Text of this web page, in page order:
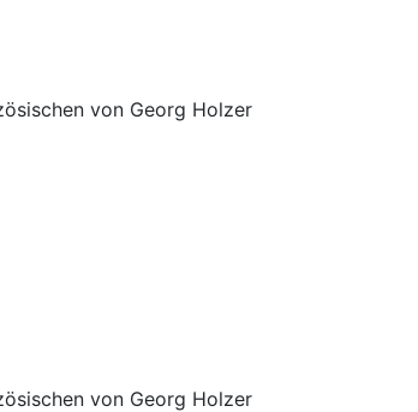
von Georg Holzer
von Georg Holzer